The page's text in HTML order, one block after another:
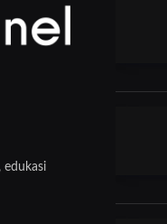
edukasi